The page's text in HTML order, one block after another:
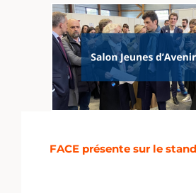
FACE présente sur le